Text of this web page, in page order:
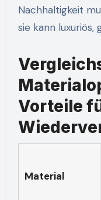
Nachhaltigkeit
sie kann luxuriös,
Vorteile
Material